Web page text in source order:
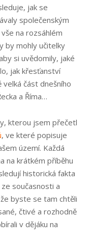
jak se
společenským
na rozsáhlém
by mohly učitelky
si uvědomily, jaké
jak křesťanství
část dnešního
a Říma…
kterou jsem přečetl
, ve které popisuje
území. Každá
na krátkém příběhu
historická fakta
současnosti a
byste se tam chtěli
čtivé a rozhodně
v dějáku na